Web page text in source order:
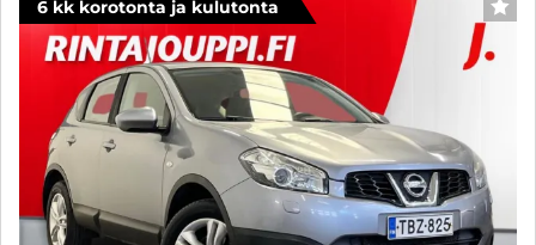
6 kk korotonta ja kulutonta